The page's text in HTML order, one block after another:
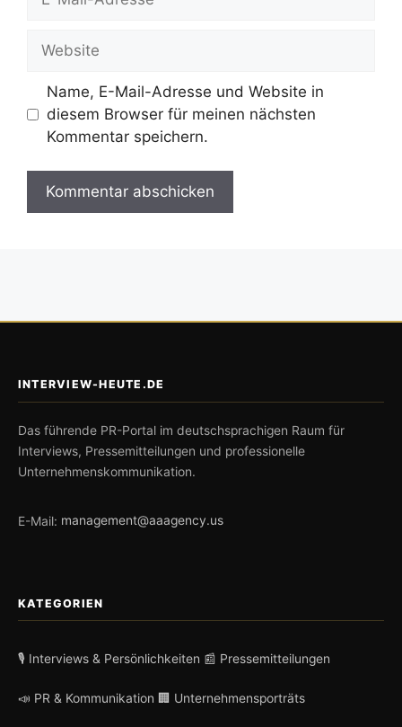
Mail-
Name, E-Mail-Adresse und Website in
diesem Browser für meinen nächsten
Kommentar speichern.
INTERVIEW-HEUTE.DE
Das führende PR-Portal im deutschsprachigen Raum für
Interviews, Pressemitteilungen und professionelle
Unternehmenskommunikation.
E-Mail: management@aaagency.us
KATEGORIEN
🎙️ Interviews & Persönlichkeiten 📰 Pressemitteilungen
📣 PR & Kommunikation 🏢 Unternehmensporträts